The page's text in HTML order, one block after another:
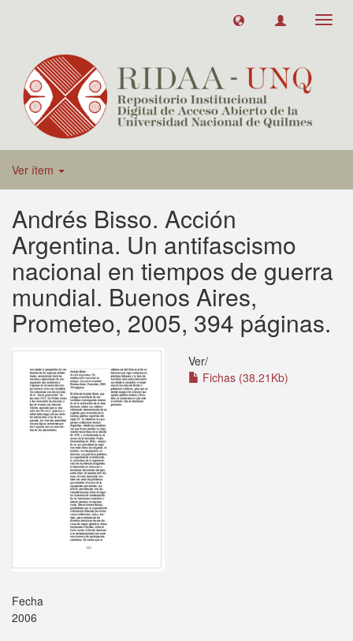
Ver ítem
Andrés Bisso. Acción
Argentina. Un antifascismo
nacional en tiempos de guerra
mundial. Buenos Aires,
Prometeo, 2005, 394 páginas.
Ver/
Fichas (38.21Kb)
Fecha
2006